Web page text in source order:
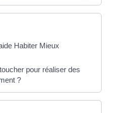
Habiter Mieux
pour réaliser des
?